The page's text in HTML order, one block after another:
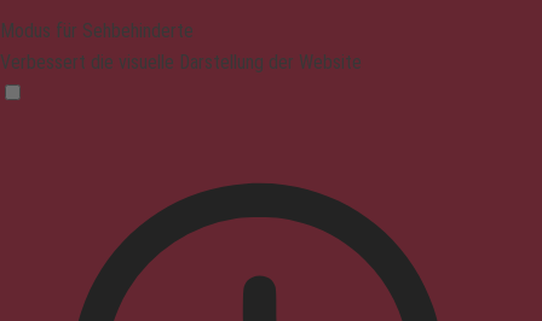
Modus für Sehbehinderte
Verbessert die visuelle Darstellung der Website